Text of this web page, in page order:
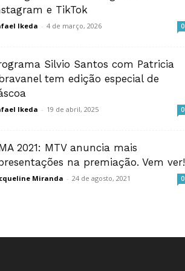
e TikTok
Ikeda - 4 de março, 2026 0
Silvio Santos com Patricia
tem edição especial de
Ikeda - 19 de abril, 2025 0
2021: MTV anuncia mais
na premiação. Vem ver!
Miranda - 24 de agosto, 2021 0